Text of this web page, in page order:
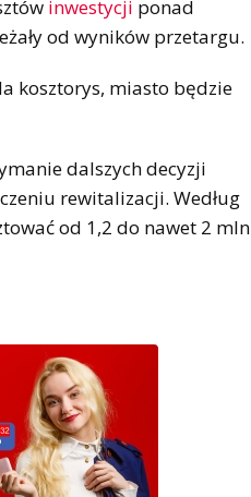
inwestycji ponad
od wyników przetargu.
kosztorys, miasto będzie
dalszych decyzji
rewitalizacji. Według
od 1,2 do nawet 2 mln